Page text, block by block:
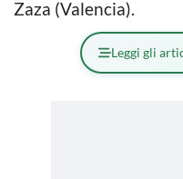
Zaza (Valencia).
Leggi gli